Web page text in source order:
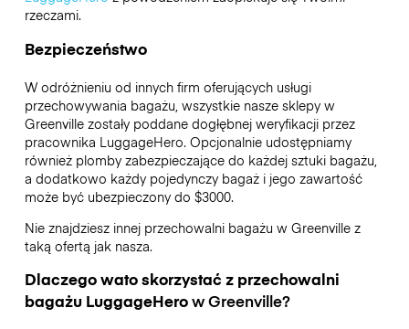
rzeczami.
Bezpieczeństwo
W odróżnieniu od innych firm oferujących usługi
przechowywania bagażu, wszystkie nasze sklepy w
Greenvillezostały poddane dogłębnej weryfikacji przez
pracownika LuggageHero. Opcjonalnie udostępniamy
również plomby zabezpieczające do każdej sztuki bagażu,
a dodatkowo każdy pojedynczy bagaż i jego zawartość
może być ubezpieczony do $3000.
Nie znajdziesz innej przechowalni bagażu w Greenvillez
taką ofertą jak nasza.
Dlaczego wato skorzystać z przechowalni
bagażu LuggageHerowGreenville?